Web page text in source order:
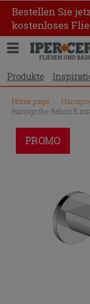
Bestellen Sie
kostenloses
Produkte
Home page
Hansgrohe Rebris E
PROMO